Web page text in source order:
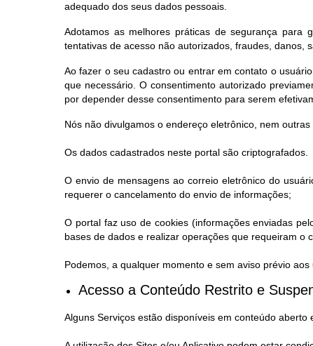
adequado dos seus dados pessoais.
Adotamos as melhores práticas de segurança para
tentativas de acesso não autorizados, fraudes, danos,
Ao fazer o seu cadastro ou entrar em contato o
que necessário. O consentimento autorizado
por depender desse consentimento para serem
Nós não divulgamos o endereço eletrônico, nem
Os dados cadastrados neste portal são criptografados.
O envio de mensagens ao correio eletrônico do
requerer o cancelamento do envio de informações;
O portal faz uso de cookies (informações enviadas
bases de dados e realizar operações que requeiram o
Podemos, a qualquer momento e sem aviso prévio
Acesso a Conteúdo Restrito e
Alguns Serviços estão disponíveis em conteúdo aberto